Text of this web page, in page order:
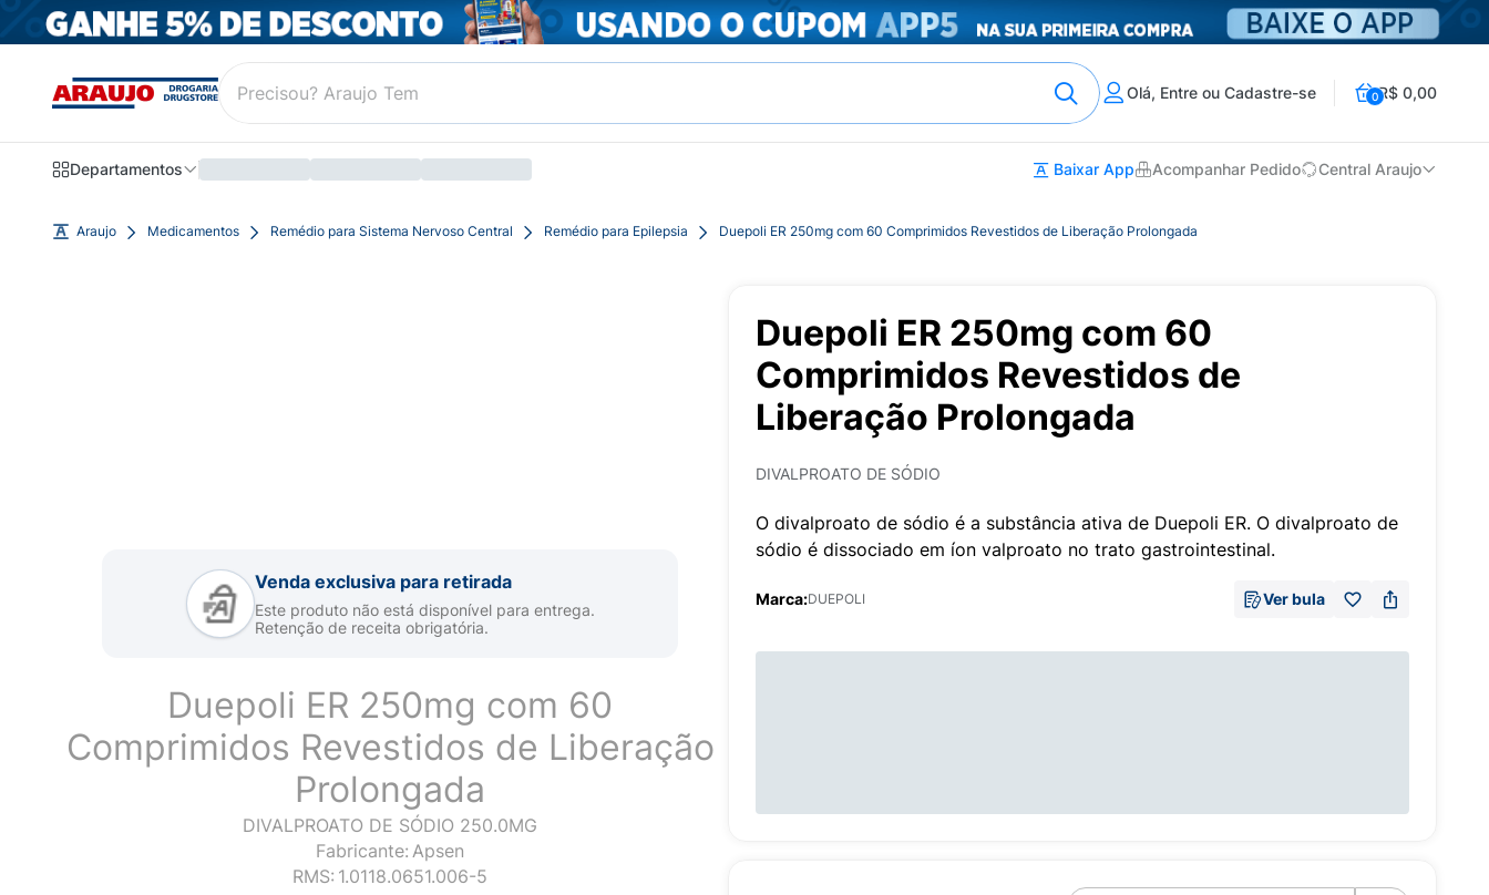
Olá, Entre ou Cadastre-se 0R$ 0,00
Departamentos Baixar App Acompanhar Pedido Central Araujo
Araujo Medicamentos Remédio para Sistema Nervoso Central Remédio para Epilepsia Duepoli ER 250mg com 60 Comprimidos Revestidos de Liberação Prolongada
Venda exclusiva para retirada
Este produto não está disponível para entrega.
Retenção de receita obrigatória.
Duepoli ER 250mg com 60
Comprimidos Revestidos de Liberação
Prolongada
DIVALPROATO DE SÓDIO 250.0MG
Fabricante: Apsen
RMS: 1.0118.0651.006-5
Duepoli ER 250mg com 60
Comprimidos Revestidos de
Liberação Prolongada
DIVALPROATO DE SÓDIO
O divalproato de sódio é a substância ativa de Duepoli ER. O divalproato de
sódio é dissociado em íon valproato no trato gastrointestinal.
Marca:DUEPOLI Ver bula